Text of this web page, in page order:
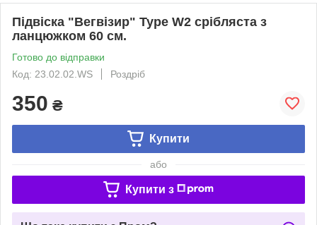
Підвіска "Вегвізир" Type W2 срібляста з
ланцюжком 60 см.
Готово до відправки
Код: 23.02.02.WS
Роздріб
350 ₴
Купити
або
Купити з